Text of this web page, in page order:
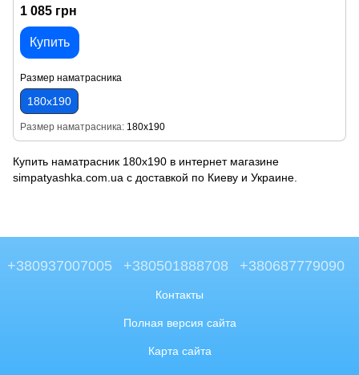
1 085 грн
Купить
Размер наматрасника
180х190
Размер наматрасника 180х190
Купить наматрасник 180х190 в интернет магазине
simpatyashka.com.ua с доставкой по Киеву и Украине.
+380937007005 +380501888708 +380687779090
Контакты
Полная версия сайта
Карта сайта